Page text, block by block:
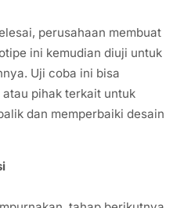
perusahaan membuat
ini kemudian diuji untuk
Uji coba ini bisa
pihak terkait untuk
dan memperbaiki desain